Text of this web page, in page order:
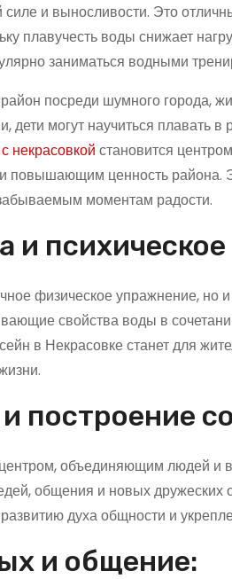
и выносливости. Это
плавучесть воды снижает
заниматься водными
посреди шумного города,
дети могут научиться плавать
некрасовкой становится
повышающим ценность района.
моментам радости.
и
физическое упражнение, но
свойства воды в
в Некрасовке станет для
построение
объединяющим людей и
общения и новых
духа общности и
и общение: